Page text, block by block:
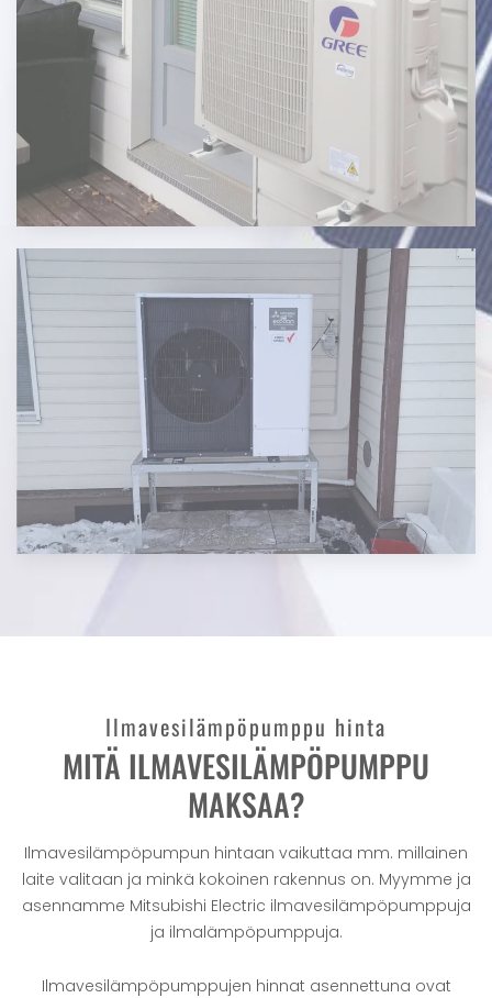
Ilmavesilämpöpumppu hinta
MITÄ ILMAVESILÄMPÖPUMPPU
MAKSAA?
Ilmavesilämpöpumpun hintaan vaikuttaa mm. millainen
laite valitaan ja minkä kokoinen rakennus on. Myymme ja
asennamme Mitsubishi Electric ilmavesilämpöpumppuja
ja ilmalämpöpumppuja.
Ilmavesilämpöpumppujen hinnat asennettuna ovat